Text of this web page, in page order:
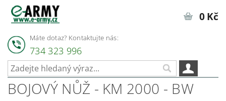
Máte dotaz? Kontaktujte nás:
734 323 996
0 Kč
BOJOVÝ NŮŽ - KM 2000 - BW